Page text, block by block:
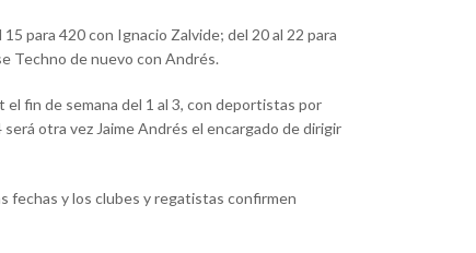
para 420 con Ignacio Zalvide; del 20 al 22 para
Techno de nuevo con Andrés.
fin de semana del 1 al 3, con deportistas por
otra vez Jaime Andrés el encargado de dirigir
fechas y los clubes y regatistas confirmen